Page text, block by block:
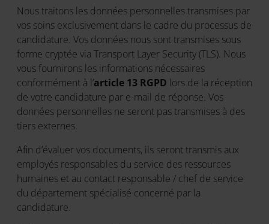
Nous traitons les données personnelles transmises par
vos soins exclusivement dans le cadre du processus de
candidature. Vos données nous sont transmises sous
forme cryptée via Transport Layer Security (TLS). Nous
vous fournirons les informations nécessaires
conformément à l’article 13 RGPD lors de la réception
de votre candidature par e-mail de réponse. Vos
données personnelles ne seront pas transmises à des
tiers externes.
Afin d’évaluer vos documents, ils seront transmis aux
employés responsables du service des ressources
humaines et au contact responsable / chef de service
du département spécialisé concerné par la
candidature.